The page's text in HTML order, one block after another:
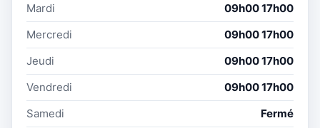
Mardi
09h00 17h00
Mercredi
09h00 17h00
Jeudi
09h00 17h00
Vendredi
09h00 17h00
Samedi
Fermé